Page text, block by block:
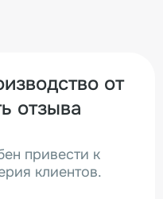
от
отзыва
привести к
клиентов.